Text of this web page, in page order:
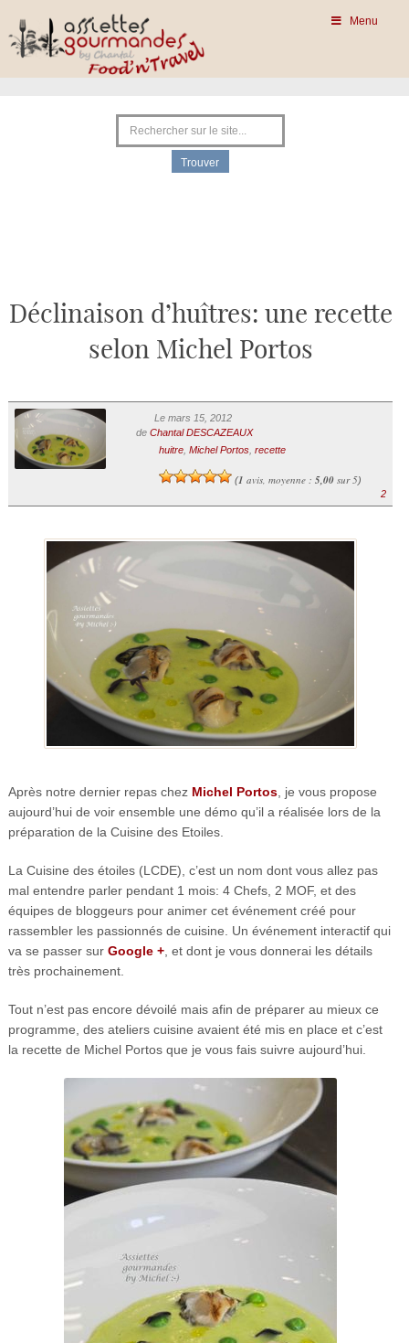
Menu
Déclinaison d’huîtres: une recette
selon Michel Portos
Le mars 15, 2012
de Chantal DESCAZEAUX
huitre, Michel Portos, recette
(1 avis, moyenne : 5,00sur 5)
2
Après notre dernier repas chez Michel Portos, je vous propose
aujourd’hui de voir ensemble une démo qu’il a réalisée lors de la
préparation de la Cuisine des Etoiles.
La Cuisine des étoiles (LCDE), c’est un nom dont vous allez pas
mal entendre parler pendant 1 mois: 4 Chefs, 2 MOF, et des
équipes de bloggeurs pour animer cet événement créé pour
rassembler les passionnés de cuisine. Un événement interactif qui
va se passer sur Google +, et dont je vous donnerai les détails
très prochainement.
Tout n’est pas encore dévoilé mais afin de préparer au mieux ce
programme, des ateliers cuisine avaient été mis en place et c’est
la recette de Michel Portos que je vous fais suivre aujourd’hui.